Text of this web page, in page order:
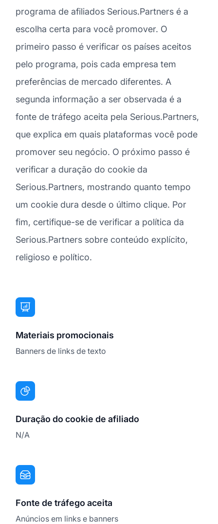
programa de afiliados Serious.Partners é a
escolha certa para você promover. O
primeiro passo é verificar os países aceitos
pelo programa, pois cada empresa tem
preferências de mercado diferentes. A
segunda informação a ser observada é a
fonte de tráfego aceita pela Serious.Partners,
que explica em quais plataformas você pode
promover seu negócio. O próximo passo é
verificar a duração do cookie da
Serious.Partners, mostrando quanto tempo
um cookie dura desde o último clique. Por
fim, certifique-se de verificar a política da
Serious.Partners sobre conteúdo explícito,
religioso e político.
Materiais promocionais
Banners de links de texto
Duração do cookie de afiliado
N/A
Fonte de tráfego aceita
Anúncios em links e banners